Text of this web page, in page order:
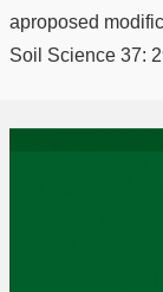
aproposed
Soil Science 37: